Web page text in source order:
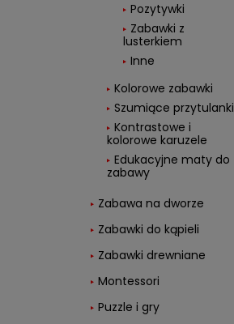
Pozytywki
Zabawki z
lusterkiem
Inne
Kolorowe zabawki
Szumiące przytulanki
Kontrastowe i
kolorowe karuzele
Edukacyjne maty do
zabawy
Zabawa na dworze
Zabawki do kąpieli
Zabawki drewniane
Montessori
Puzzle i gry